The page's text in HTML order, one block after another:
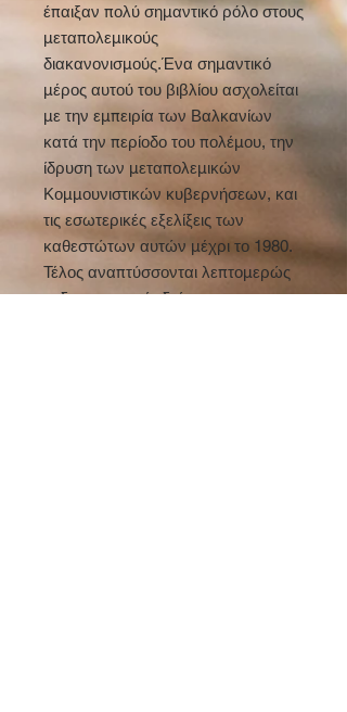
έπαιξαν πολύ σημαντικό ρόλο στους
μεταπολεμικούς
διακανονισμούς.Ένα σημαντικό
μέρος αυτού του βιβλίου ασχολείται
με την εμπειρία των Βαλκανίων
κατά την περίοδο του πολέμου, την
ίδρυση των μεταπολεμικών
Κομμουνιστικών κυβερνήσεων, και
τις εσωτερικές εξελίξεις των
καθεστώτων αυτών μέχρι το 1980.
Τέλος αναπτύσσονται λεπτομερώς
οι διαφορετικοί οδοί που